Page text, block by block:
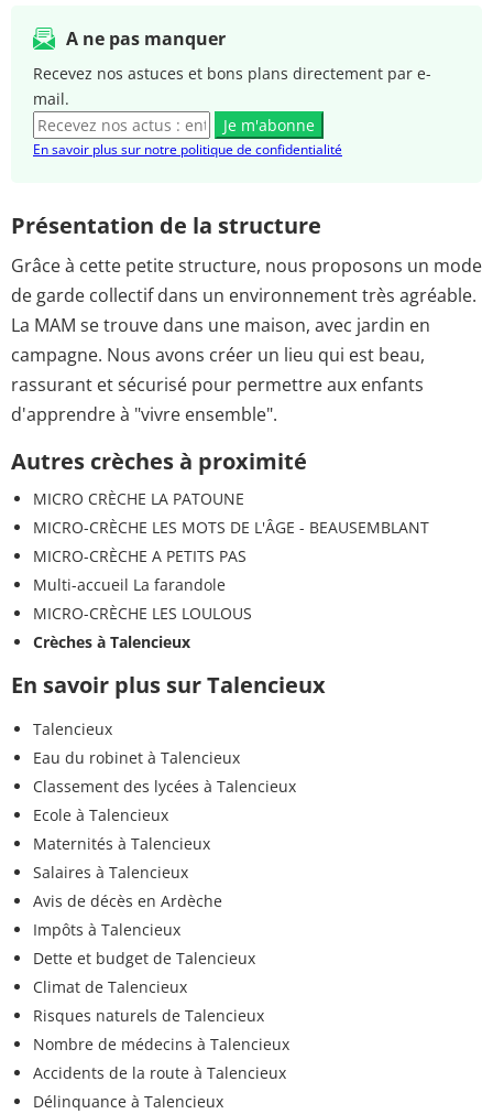
A ne pas manquer
Recevez nos astuces et bons plans directement par e-
mail.
Je m'abonne
En savoir plus sur notre politique de confidentialité
Présentation de la structure
Grâce à cette petite structure, nous proposons un mode
de garde collectif dans un environnement très agréable.
La MAM se trouve dans une maison, avec jardin en
campagne. Nous avons créer un lieu qui est beau,
rassurant et sécurisé pour permettre aux enfants
d'apprendre à "vivre ensemble".
Autres crèches à proximité
MICRO CRÈCHE LA PATOUNE
MICRO-CRÈCHE LES MOTS DE L'ÂGE - BEAUSEMBLANT
MICRO-CRÈCHE A PETITS PAS
Multi-accueil La farandole
MICRO-CRÈCHE LES LOULOUS
Crèches à Talencieux
En savoir plus sur Talencieux
Talencieux
Eau du robinet à Talencieux
Classement des lycées à Talencieux
Ecole à Talencieux
Maternités à Talencieux
Salaires à Talencieux
Avis de décès en Ardèche
Impôts à Talencieux
Dette et budget de Talencieux
Climat de Talencieux
Risques naturels de Talencieux
Nombre de médecins à Talencieux
Accidents de la route à Talencieux
Délinquance à Talencieux